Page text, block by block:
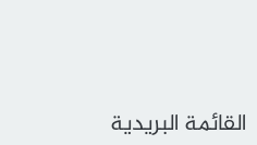
القائمة البريدية